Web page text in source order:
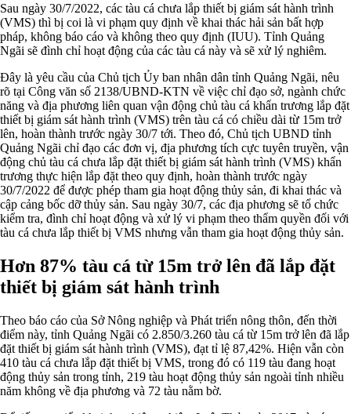
Sau ngày 30/7/2022, các tàu cá chưa lắp thiết bị giám sát hành trình
(VMS) thì bị coi là vi phạm quy định về khai thác hải sản bất hợp
pháp, không báo cáo và không theo quy định (IUU). Tỉnh Quảng
Ngãi sẽ đình chỉ hoạt động của các tàu cá này và sẽ xử lý nghiêm.
Đây là yêu cầu của Chủ tịch Ủy ban nhân dân tỉnh Quảng Ngãi, nêu
rõ tại Công văn số 2138/UBND-KTN về việc chỉ đạo sở, ngành chức
năng và địa phương liên quan vận động chủ tàu cá khẩn trương lắp đặt
thiết bị giám sát hành trình (VMS) trên tàu cá có chiều dài từ 15m trở
lên, hoàn thành trước ngày 30/7 tới. Theo đó, Chủ tịch UBND tỉnh
Quảng Ngãi chỉ đạo các đơn vị, địa phương tích cực tuyên truyền, vận
động chủ tàu cá chưa lắp đặt thiết bị giám sát hành trình (VMS) khẩn
trương thực hiện lắp đặt theo quy định, hoàn thành trước ngày
30/7/2022 để được phép tham gia hoạt động thủy sản, đi khai thác và
cập cảng bốc dỡ thủy sản. Sau ngày 30/7, các địa phương sẽ tổ chức
kiểm tra, đình chỉ hoạt động và xử lý vi phạm theo thẩm quyền đối với
tàu cá chưa lắp thiết bị VMS nhưng vẫn tham gia hoạt động thủy sản.
Hơn 87% tàu cá từ 15m trở lên đã lắp đặt
thiết bị giám sát hành trình
Theo báo cáo của Sở Nông nghiệp và Phát triển nông thôn, đến thời
điểm này, tỉnh Quảng Ngãi có 2.850/3.260 tàu cá từ 15m trở lên đã lắp
đặt thiết bị giám sát hành trình (VMS), đạt tỉ lệ 87,42%. Hiện vẫn còn
410 tàu cá chưa lắp đặt thiết bị VMS, trong đó có 119 tàu đang hoạt
động thủy sản trong tỉnh, 219 tàu hoạt động thủy sản ngoài tỉnh nhiều
năm không về địa phương và 72 tàu nằm bờ.